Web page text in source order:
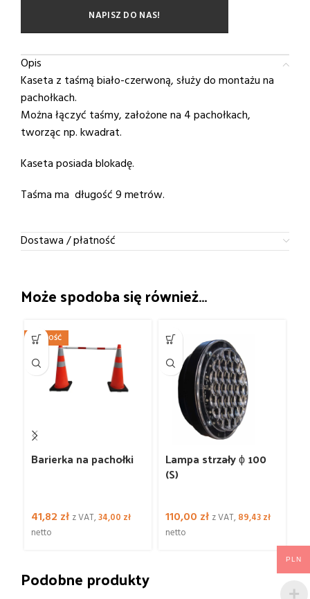
NAPISZ DO NAS!
Opis
Kaseta z taśmą biało-czerwoną, służy do montażu na
pachołkach.
Można łączyć taśmy, założone na 4 pachołkach,
tworząc np. kwadrat.
Kaseta posiada blokadę.
Taśma ma długość 9 metrów.
Dostawa / płatność
Może spodoba się również…
NOWOŚĆ
Barierka na pachołki
41,82 zł z VAT,34,00 zł
netto
Lampa strzały ϕ 100
(S)
110,00 zł z VAT,89,43zł
netto
Podobne produkty
PLN